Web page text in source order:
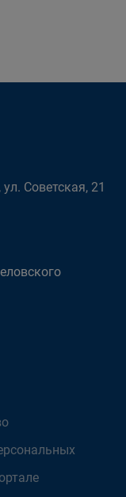
Советская, 21